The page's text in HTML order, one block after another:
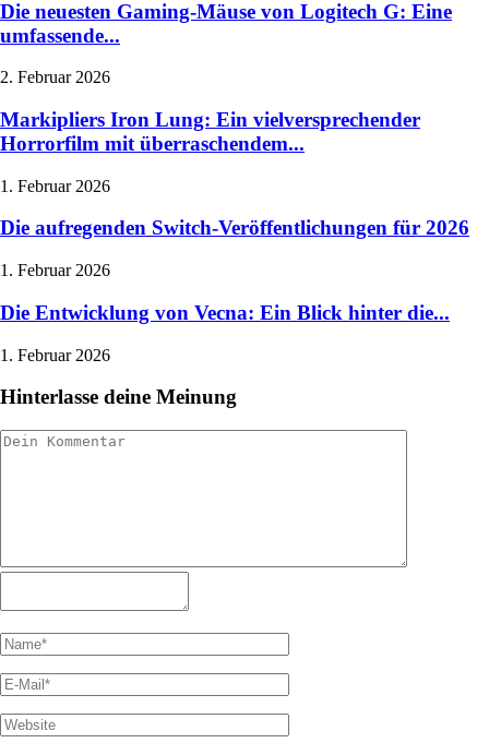
Die neuesten Gaming-Mäuse von Logitech G: Eine
umfassende...
2. Februar 2026
Markipliers Iron Lung: Ein vielversprechender
Horrorfilm mit überraschendem...
1. Februar 2026
Die aufregenden Switch-Veröffentlichungen für 2026
1. Februar 2026
Die Entwicklung von Vecna: Ein Blick hinter die...
1. Februar 2026
Hinterlasse deine Meinung